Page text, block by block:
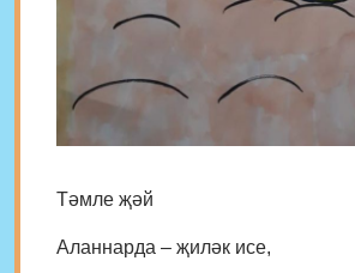
Тәмле җәй
Аланнарда – җиләк исе,